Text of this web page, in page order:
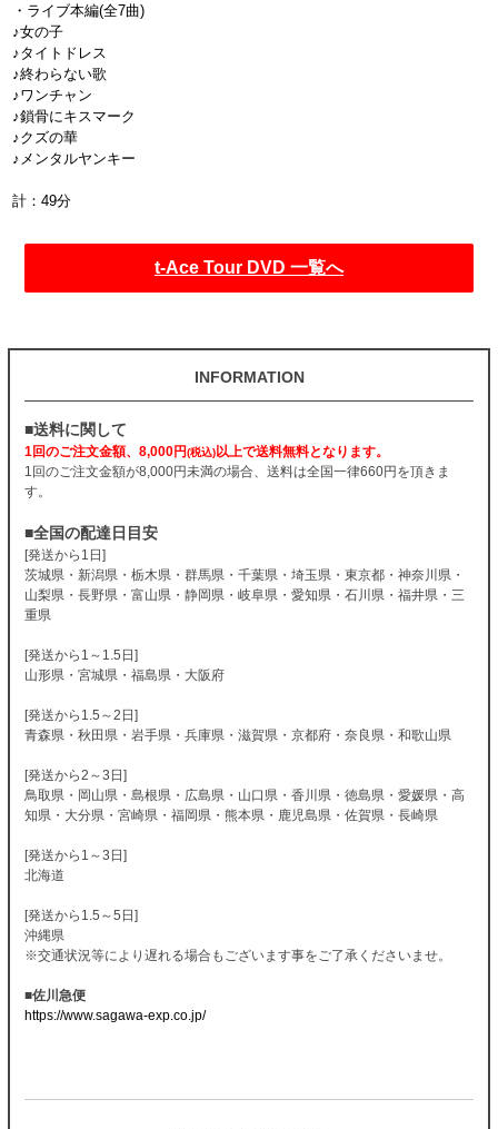
・ライブ本編(全7曲)
♪女の子
♪タイトドレス
♪終わらない歌
♪ワンチャン
♪鎖骨にキスマーク
♪クズの華
♪メンタルヤンキー
計：49分
t-Ace Tour DVD 一覧へ
INFORMATION
■送料に関して
1回のご注文金額、8,000円(税込)以上で送料無料となります。
1回のご注文金額が8,000円未満の場合、送料は全国一律660円を頂きま
す。
■全国の配達日目安
[発送から1日]
茨城県・新潟県・栃木県・群馬県・千葉県・埼玉県・東京都・神奈川県・
山梨県・長野県・富山県・静岡県・岐阜県・愛知県・石川県・福井県・三
重県
[発送から1～1.5日]
山形県・宮城県・福島県・大阪府
[発送から1.5～2日]
青森県・秋田県・岩手県・兵庫県・滋賀県・京都府・奈良県・和歌山県
[発送から2～3日]
鳥取県・岡山県・島根県・広島県・山口県・香川県・徳島県・愛媛県・高
知県・大分県・宮崎県・福岡県・熊本県・鹿児島県・佐賀県・長崎県
[発送から1～3日]
北海道
[発送から1.5～5日]
沖縄県
※交通状況等により遅れる場合もございます事をご了承くださいませ。
■佐川急便
https://www.sagawa-exp.co.jp/